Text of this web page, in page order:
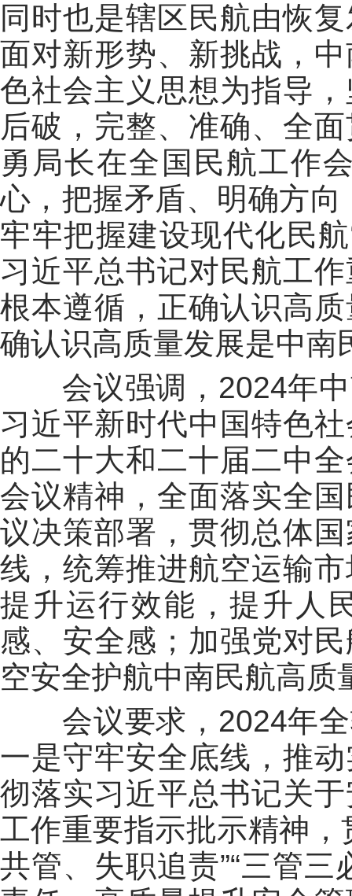
同时也是辖区民航由恢
面对新形势、新挑战，
色社会主义思想为指导
后破，完整、准确、全
勇局长在全国民航工作
心，把握矛盾、明确方
牢牢把握建设现代化民
习近平总书记对民航工
根本遵循，正确认识高
确认识高质量发展是中南
会议强调，2024年中
习近平新时代中国特色
的二十大和二十届二中
会议精神，全面落实全
议决策部署，贯彻总体
线，统筹推进航空运输
提升运行效能，提升人
感、安全感；加强党对
空安全护航中南民航高质
会议要求，2024年全
一是守牢安全底线，推
彻落实习近平总书记关
工作重要指示批示精神
共管、失职追责”“三管